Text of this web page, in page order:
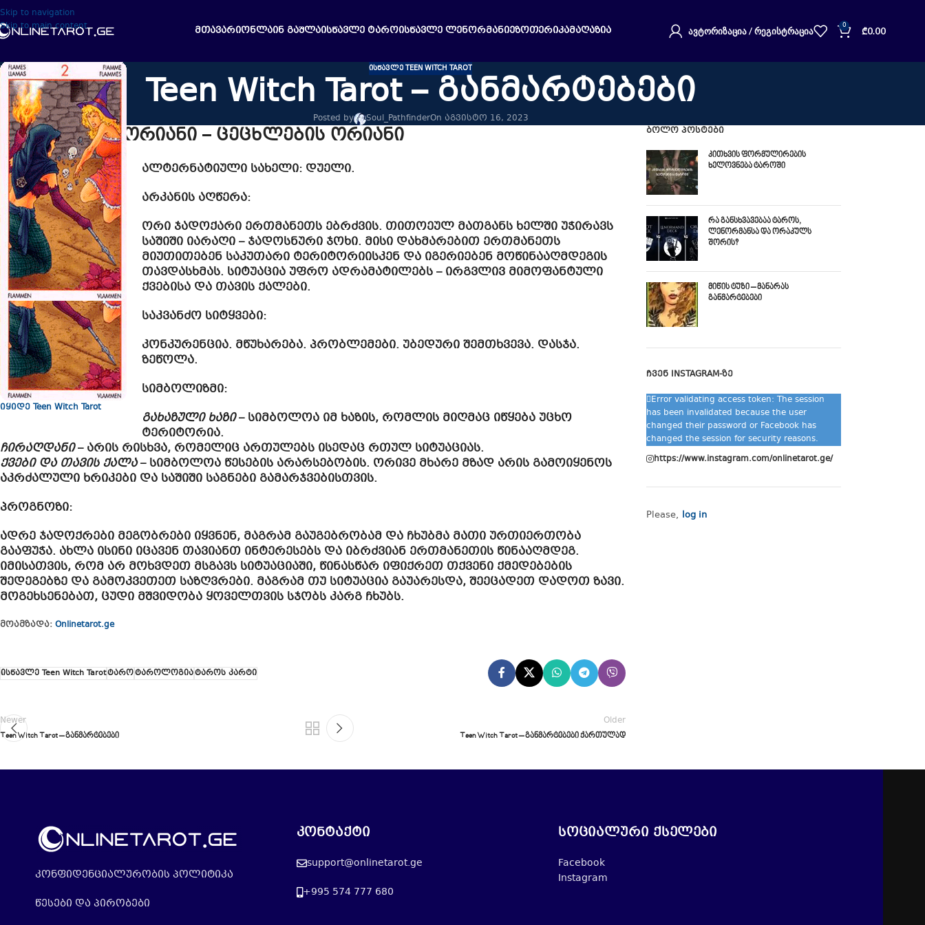
Skip to navigation
Skip to main content
ᲛᲗᲐᲕᲐᲠᲘᲝᲜᲚᲐᲘᲜ ᲒᲐᲨᲚᲐᲘᲡᲬᲐᲕᲚᲔ ᲢᲐᲠᲝᲘᲡᲬᲐᲕᲚᲔ ᲚᲔᲜᲝᲠᲛᲐᲜᲘᲔᲖᲝᲗᲔᲠᲘᲙᲐᲛᲐᲦᲐᲖᲘᲐ ᲐᲕᲢᲝᲠᲘᲖᲐᲪᲘᲐ / ᲠᲔᲒᲘᲡᲢᲠᲐᲪᲘᲐ 0 ₾0.00
ᲘᲡᲬᲐᲕᲚᲔ TEEN WITCH TAROT
Teen Witch Tarot – განმარტებები
Posted by Soul_PathfinderOn აგვისტო 16, 2023
კვერთხების ორიანი – ცეცხლების ორიანი
იყიდე Teen Witch Tarot
ალტერნატიული სახელი: დუელი.
არკანის აღწერა:
ორი ჯადოქარი ერთმანეთს ებრძვის. თითოეულ მათგანს ხელში უჭირავს
საშიში იარაღი – ჯადოსნური ჯოხი. მისი დახმარებით ერთმანეთს
მიუთითებენ საკუთარი ტერიტორიისკენ და იგერიებენ მოწინააღმდეგის
თავდასხმას. სიტუაცია უფრო ადრამატილებს – ირგვლივ მიმოფანტული
ქვებისა და თავის ქალები.
საკვანძო სიტყვები:
კონკურენცია. მწუხარება. პრობლემები. უბედური შემთხვევა. დასჯა.
ზეწოლა.
სიმბოლიზმი:
გახაზული ხაზი– სიმბოლოა იმ ხაზის, რომლის მიღმაც იწყება უცხო
ტერიტორია.
ჩირაღდანი– არის რისხვა, რომელიც ართულებს ისედაც რთულ სიტუაციას.
ქვები და თავის ქალა– სიმბოლოა წესების არარსებობის. ორივე მხარე მზად არის გამოიყენოს
აკრძალული ხრიკები და საშიში საგნები გამარჯვებისთვის.
პროგნოზი:
ადრე ჯადოქრები მეგობრები იყვნენ, მაგრამ გაუგებრობამ და ჩხუბმა მათი ურთიერთობა
გააფუჭა. ახლა ისინი იცავენ თავიანთ ინტერესებს და იბრძვიან ერთმანეთის წინააღმდეგ.
იმისათვის, რომ არ მოხვდეთ მსგავს სიტუაციაში, წინასწარ იფიქრეთ თქვენი ქმედებების
შედეგებზე და გამოკვეთეთ საზღვრები. მაგრამ თუ სიტუაცია გაუარესდა, შეეცადეთ დადოთ ზავი.
მოგეხსენებათ, ცუდი მშვიდობა ყოველთვის სჯობს კარგ ჩხუბს.
მოამზადა: Onlinetarot.ge
ისწავლე Teen Witch Tarotტაროტაროლოგიატაროს კარტი
Newer
Teen Witch Tarot – განმარტებები
Older
Teen Witch Tarot – განმარტებები ქართულად
ᲑᲝᲚᲝ ᲞᲝᲡᲢᲔᲑᲘ
კითხვის ფორმულირების
ხელოვნება ტაროში
რა განსხვავებაა ტაროს,
ლენორმანსა და ორაკულს
შორის?
მიწის ტუზი – მანარას
განმარტებები
ᲩᲕᲔᲜ INSTAGRAM-ᲖᲔ
Error validating access token: The session
has been invalidated because the user
changed their password or Facebook has
changed the session for security reasons.
https://www.instagram.com/onlinetarot.ge/
Please, log in
კონფიდენციალურობის პოლიტიკა
წესები და პირობები
კონტაქტი
support@onlinetarot.ge
+995 574 777 680
სოციალური ქსელები
Facebook
Instagram